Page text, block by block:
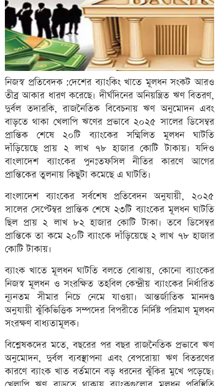
নিজস্ব প্রতিবেদক :দেশের ব্যাংকিং খাতে মূলধন সংকট আরও
তীব্র আকার ধারণ করেছে। দীর্ঘদিনের অনিয়ন্ত্রিত ঋণ বিতরণ,
দুর্বল তদারকি, রাজনৈতিক বিবেচনায় ঋণ অনুমোদন এবং
বাড়তে থাকা খেলাপি ঋণের প্রভাবে ২০২৫ সালের ডিসেম্বর
প্রান্তিক শেষে ২০টি ব্যাংকের সম্মিলিত মূলধন ঘাটতি
দাঁড়িয়েছে প্রায় ২ লাখ ৭৮ হাজার কোটি টাকায়। যদিও
বাংলাদেশ ব্যাংকের পুনঃতফসিল নীতির কারণে আগের
প্রান্তিকের তুলনায় কিছুটা কমেছে এ ঘাটতি।
বাংলাদেশ ব্যাংকের সর্বশেষ প্রতিবেদন অনুযায়ী, ২০২৫
সালের সেপ্টেম্বর প্রান্তিক শেষে ২৩টি ব্যাংকের মূলধন ঘাটতি
ছিল প্রায় ২ লাখ ৮২ হাজার কোটি টাকা। তবে ডিসেম্বর
প্রান্তিকে তা কমে ২০টি ব্যাংকে দাঁড়িয়েছে ২ লাখ ৭৮ হাজার
কোটি টাকায়।
ব্যাংক খাতে মূলধন ঘাটতি বলতে বোঝায়, কোনো ব্যাংকের
নিজস্ব মূলধন ও সংরক্ষিত তহবিল কেন্দ্রীয় ব্যাংকের নির্ধারিত
ন্যূনতম সীমার নিচে নেমে যাওয়া। আন্তর্জাতিক মানদণ্ড
অনুযায়ী ঝুঁকিভিত্তিক সম্পদের বিপরীতে নির্দিষ্ট পরিমাণ মূলধন
সংরক্ষণ বাধ্যতামূলক।
বিশ্লেষকদের মতে, বছরের পর বছর রাজনৈতিক প্রভাবে ঋণ
অনুমোদন, দুর্বল ব্যবস্থাপনা এবং বেপরোয়া ঋণ বিতরণের
কারণে ব্যাংক খাত বর্তমানে বড় ধরনের ঝুঁকির মুখে পড়েছে।